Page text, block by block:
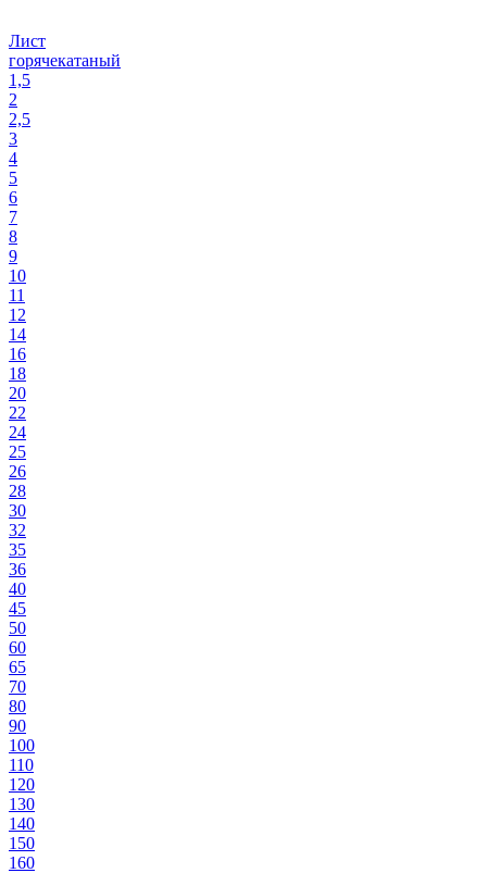
Лист
горячекатаный
1,5
2
2,5
3
4
5
6
7
8
9
10
11
12
14
16
18
20
22
24
25
26
28
30
32
35
36
40
45
50
60
65
70
80
90
100
110
120
130
140
150
160